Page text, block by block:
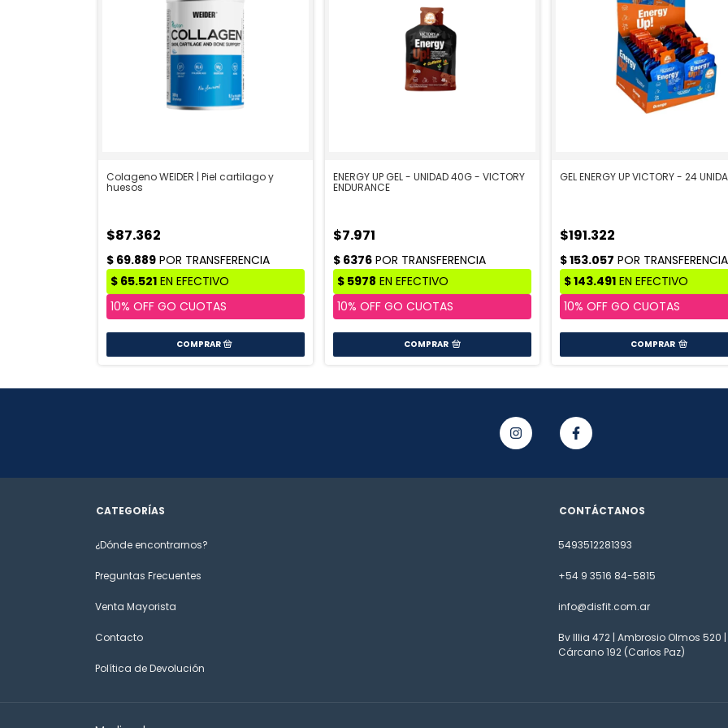
Colageno WEIDER | Piel cartilago y
huesos
$87.362
ENERGY UP GEL - UNIDAD 40G - VICTORY
ENDURANCE
$7.971
COMPRAR
GEL ENERGY UP VICTORY - 24
$191.322
COMPRAR
CATEGORÍAS
¿Dónde encontrarnos?
Preguntas Frecuentes
Venta Mayorista
Contacto
Política de Devolución
CONTÁCTANOS
5493512281393
+54 9 3516 84-5815
info@disfit.com.ar
Bv Illia 472 | Ambrosio Olmos 520
Cárcano 192 (Carlos Paz)